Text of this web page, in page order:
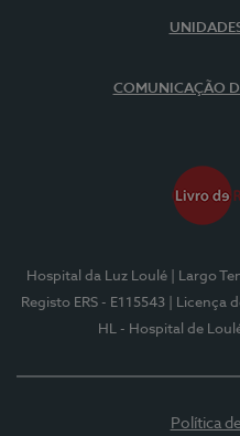
COMUNICAÇÃO
Hospital da Luz Loulé | Largo
Registo ERS - E115543
| Licença
HL - Hospital de
Política